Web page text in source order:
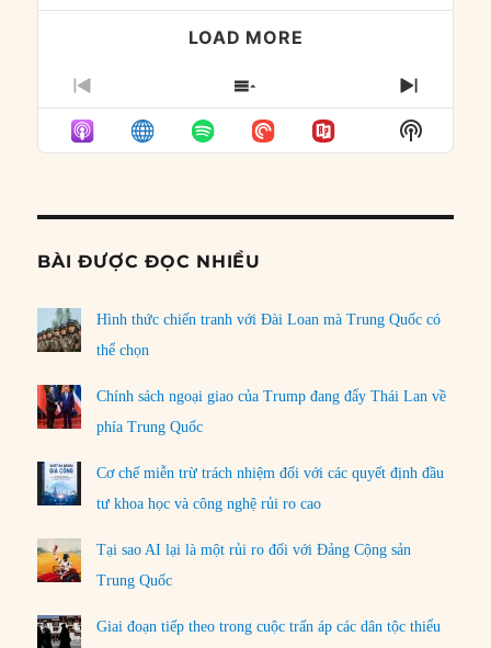
LOAD MORE
PREVIOUS
EPISODE
SHOW
EPISODES
LIST
NEXT
Show
Podcast
BÀI ĐƯỢC ĐỌC NHIỀU
Hình thức chiến tranh với Đài Loan mà Trung Quốc có
thể chọn
Chính sách ngoại giao của Trump đang đẩy Thái Lan về
phía Trung Quốc
Cơ chế miễn trừ trách nhiệm đối với các quyết định đầu
tư khoa học và công nghệ rủi ro cao
Tại sao AI lại là một rủi ro đối với Đảng Cộng sản
Trung Quốc
Giai đoạn tiếp theo trong cuộc trấn áp các dân tộc thiểu